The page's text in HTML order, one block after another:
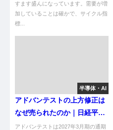
すます盛んになっています。需要が増
加していることは確かで、サイクル指
標...
半導体・AI
アドバンテストの上方修正は
なぜ売られたのか｜日経平均
を277円押し下げた指数ルー
アドバンテストは2027年3月期の通期